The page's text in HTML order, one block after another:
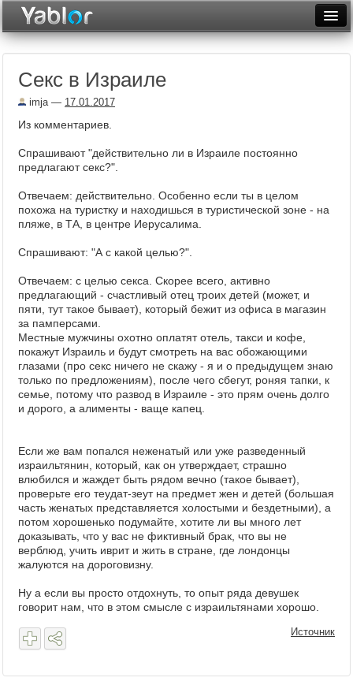
Неделя
Секс в Израиле
imja— 17.01.2017
Из комментариев.
Спрашивают "действительно ли в Израиле постоянно
предлагают секс?".
Отвечаем: действительно. Особенно если ты в целом
похожа на туристку и находишься в туристической зоне - на
пляже, в ТА, в центре Иерусалима.
Спрашивают: "А с какой целью?".
Отвечаем: с целью секса. Скорее всего, активно
предлагающий - счастливый отец троих детей (может, и
пяти, тут такое бывает), который бежит из офиса в магазин
за памперсами.
Местные мужчины охотно оплатят отель, такси и кофе,
покажут Израиль и будут смотреть на вас обожающими
глазами (про секс ничего не скажу - я и о предыдущем знаю
только по предложениям), после чего сбегут, роняя тапки, к
семье, потому что развод в Израиле - это прям очень долго
и дорого, а алименты - ваще капец.
Если же вам попался неженатый или уже разведенный
израильтянин, который, как он утверждает, страшно
влюбился и жаждет быть рядом вечно (такое бывает),
проверьте его теудат-зеут на предмет жен и детей (большая
часть женатых представляется холостыми и бездетными), а
потом хорошенько подумайте, хотите ли вы много лет
доказывать, что у вас не фиктивный брак, что вы не
верблюд, учить иврит и жить в стране, где лондонцы
жалуются на дороговизну.
Ну а если вы просто отдохнуть, то опыт ряда девушек
говорит нам, что в этом смысле с израильтянами хорошо.
Источник